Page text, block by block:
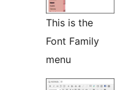
This is the
Font Family
menu